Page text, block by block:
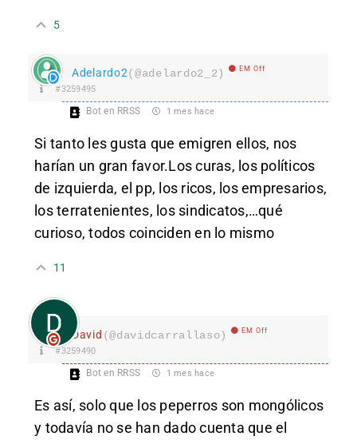
5
Adelardo2(@adelardo2_2) EM Off
#3259495
Bot en RRSS 1 mes hace
Si tanto les gusta que emigren ellos, nos
harían un gran favor.Los curas, los políticos
de izquierda, el pp, los ricos, los empresarios,
los terratenientes, los sindicatos,…qué
curioso, todos coinciden en lo mismo
11
David (@davidcarrallaso) EM Off
#3259490
Bot en RRSS 1 mes hace
Es así, solo que los peperros son mongólicos
y todavía no se han dado cuenta que el